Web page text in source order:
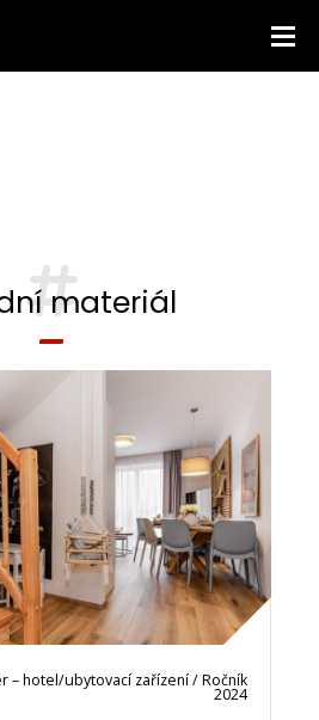
materiál
– hotel/ubytovací zařízení / Ročník
2024